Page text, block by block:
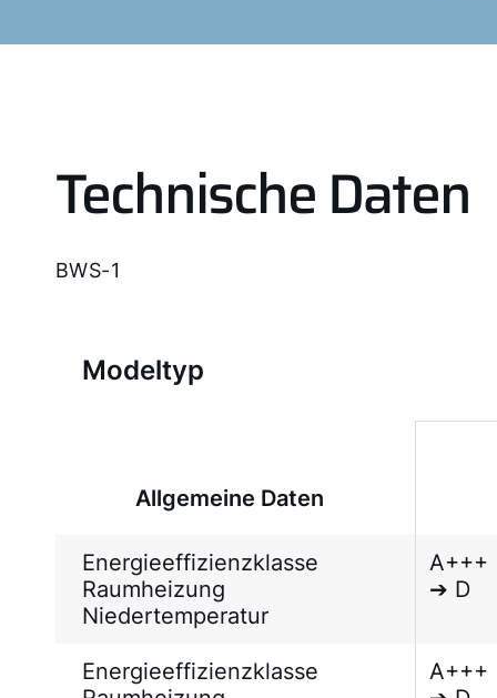
Technische Daten
BWS-1
Modeltyp
Allgemeine Daten
Energieeffizienzklasse
Raumheizung
Niedertemperatur
A+++
➔ D
Energieeffizienzklasse
A+++